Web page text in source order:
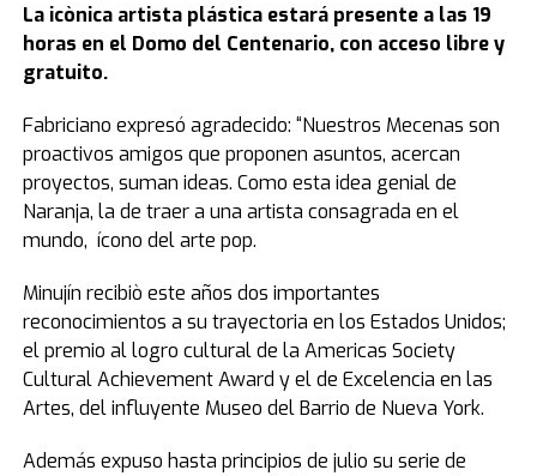
La icònica artista plástica estará presente a las 19
horas en el Domo del Centenario, con acceso libre y
gratuito.
Fabriciano expresó agradecido: “Nuestros Mecenas son
proactivos amigos que proponen asuntos, acercan
proyectos, suman ideas. Como esta idea genial de
Naranja, la de traer a una artista consagrada en el
mundo, ícono del arte pop.
Minujín recibiò este años dos importantes
reconocimientos a su trayectoria en los Estados Unidos;
el premio al logro cultural de la Americas Society
Cultural Achievement Award y el de Excelencia en las
Artes, del influyente Museo del Barrio de Nueva York.
Además expuso hasta principios de julio su serie de